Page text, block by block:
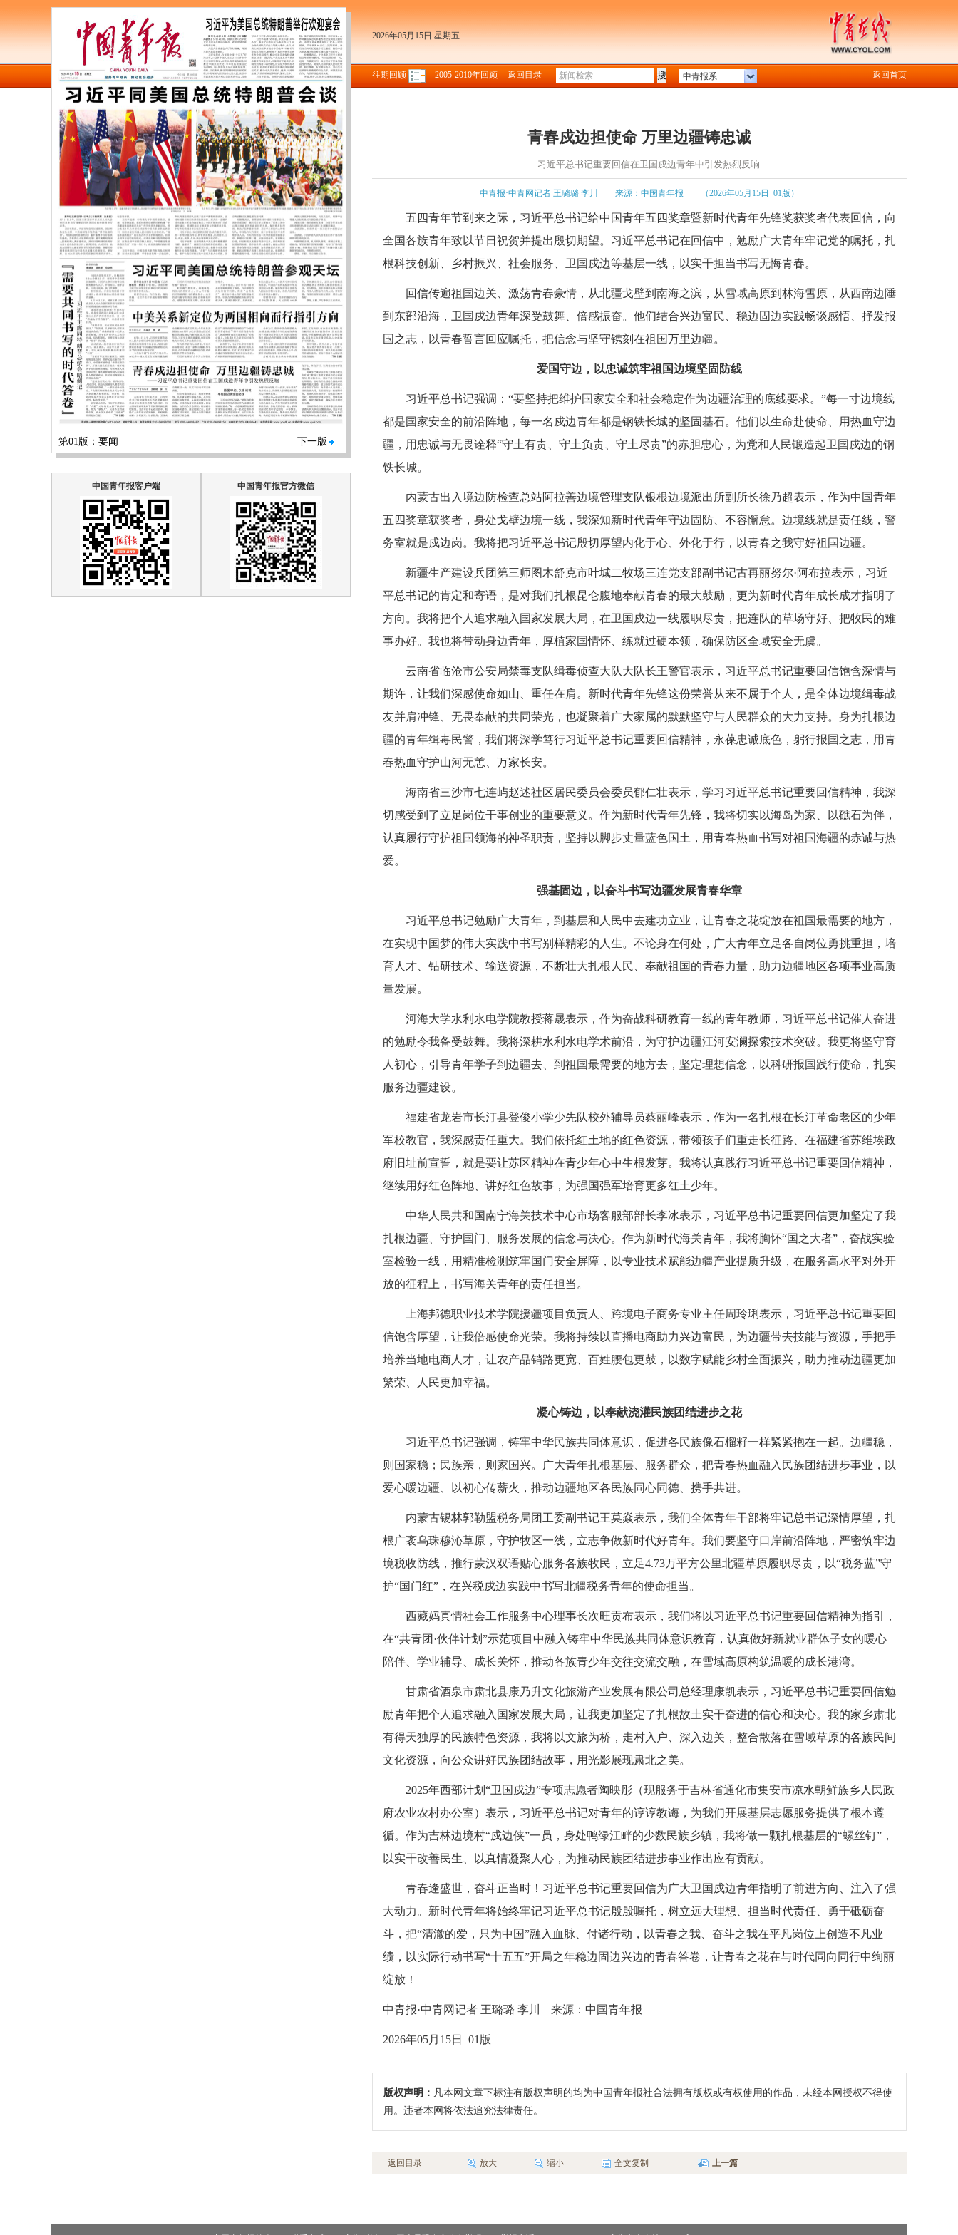
第01版：要闻 下一版
中国青年报客户端 中国青年报官方微信
2026年05月15日 星期五
往期回顾 2005-2010年回顾 返回目录 中青报系 返回首页
青春戍边担使命 万里边疆铸忠诚
——习近平总书记重要回信在卫国戍边青年中引发热烈反响
中青报·中青网记者 王璐璐 李川 来源：中国青年报 （2026年05月15日 01版）
五四青年节到来之际，习近平总书记给中国青年五四奖章暨新时代青年先锋奖获奖者代表回信，向
全国各族青年致以节日祝贺并提出殷切期望。习近平总书记在回信中，勉励广大青年牢记党的嘱托，扎
根科技创新、乡村振兴、社会服务、卫国戍边等基层一线，以实干担当书写无悔青春。
回信传遍祖国边关、激荡青春豪情，从北疆戈壁到南海之滨，从雪域高原到林海雪原，从西南边陲
到东部沿海，卫国戍边青年深受鼓舞、倍感振奋。他们结合兴边富民、稳边固边实践畅谈感悟、抒发报
国之志，以青春誓言回应嘱托，把信念与坚守镌刻在祖国万里边疆。
爱国守边，以忠诚筑牢祖国边境坚固防线
习近平总书记强调：“要坚持把维护国家安全和社会稳定作为边疆治理的底线要求。”每一寸边境线
都是国家安全的前沿阵地，每一名戍边青年都是钢铁长城的坚固基石。他们以生命赴使命、用热血守边
疆，用忠诚与无畏诠释“守土有责、守土负责、守土尽责”的赤胆忠心，为党和人民锻造起卫国戍边的钢
铁长城。
内蒙古出入境边防检查总站阿拉善边境管理支队银根边境派出所副所长徐乃超表示，作为中国青年
五四奖章获奖者，身处戈壁边境一线，我深知新时代青年守边固防、不容懈怠。边境线就是责任线，警
务室就是戍边岗。我将把习近平总书记殷切厚望内化于心、外化于行，以青春之我守好祖国边疆。
新疆生产建设兵团第三师图木舒克市叶城二牧场三连党支部副书记古再丽努尔·阿布拉表示，习近
平总书记的肯定和寄语，是对我们扎根昆仑腹地奉献青春的最大鼓励，更为新时代青年成长成才指明了
方向。我将把个人追求融入国家发展大局，在卫国戍边一线履职尽责，把连队的草场守好、把牧民的难
事办好。我也将带动身边青年，厚植家国情怀、练就过硬本领，确保防区全域安全无虞。
云南省临沧市公安局禁毒支队缉毒侦查大队大队长王警官表示，习近平总书记重要回信饱含深情与
期许，让我们深感使命如山、重任在肩。新时代青年先锋这份荣誉从来不属于个人，是全体边境缉毒战
友并肩冲锋、无畏奉献的共同荣光，也凝聚着广大家属的默默坚守与人民群众的大力支持。身为扎根边
疆的青年缉毒民警，我们将深学笃行习近平总书记重要回信精神，永葆忠诚底色，躬行报国之志，用青
春热血守护山河无恙、万家长安。
海南省三沙市七连屿赵述社区居民委员会委员郁仁壮表示，学习习近平总书记重要回信精神，我深
切感受到了立足岗位干事创业的重要意义。作为新时代青年先锋，我将切实以海岛为家、以礁石为伴，
认真履行守护祖国领海的神圣职责，坚持以脚步丈量蓝色国土，用青春热血书写对祖国海疆的赤诚与热
爱。
强基固边，以奋斗书写边疆发展青春华章
习近平总书记勉励广大青年，到基层和人民中去建功立业，让青春之花绽放在祖国最需要的地方，
在实现中国梦的伟大实践中书写别样精彩的人生。不论身在何处，广大青年立足各自岗位勇挑重担，培
育人才、钻研技术、输送资源，不断壮大扎根人民、奉献祖国的青春力量，助力边疆地区各项事业高质
量发展。
河海大学水利水电学院教授蒋晟表示，作为奋战科研教育一线的青年教师，习近平总书记催人奋进
的勉励令我备受鼓舞。我将深耕水利水电学术前沿，为守护边疆江河安澜探索技术突破。我更将坚守育
人初心，引导青年学子到边疆去、到祖国最需要的地方去，坚定理想信念，以科研报国践行使命，扎实
服务边疆建设。
福建省龙岩市长汀县登俊小学少先队校外辅导员蔡丽峰表示，作为一名扎根在长汀革命老区的少年
军校教官，我深感责任重大。我们依托红土地的红色资源，带领孩子们重走长征路、在福建省苏维埃政
府旧址前宣誓，就是要让苏区精神在青少年心中生根发芽。我将认真践行习近平总书记重要回信精神，
继续用好红色阵地、讲好红色故事，为强国强军培育更多红土少年。
中华人民共和国南宁海关技术中心市场客服部部长李冰表示，习近平总书记重要回信更加坚定了我
扎根边疆、守护国门、服务发展的信念与决心。作为新时代海关青年，我将胸怀“国之大者”，奋战实验
室检验一线，用精准检测筑牢国门安全屏障，以专业技术赋能边疆产业提质升级，在服务高水平对外开
放的征程上，书写海关青年的责任担当。
上海邦德职业技术学院援疆项目负责人、跨境电子商务专业主任周玲琍表示，习近平总书记重要回
信饱含厚望，让我倍感使命光荣。我将持续以直播电商助力兴边富民，为边疆带去技能与资源，手把手
培养当地电商人才，让农产品销路更宽、百姓腰包更鼓，以数字赋能乡村全面振兴，助力推动边疆更加
繁荣、人民更加幸福。
凝心铸边，以奉献浇灌民族团结进步之花
习近平总书记强调，铸牢中华民族共同体意识，促进各民族像石榴籽一样紧紧抱在一起。边疆稳，
则国家稳；民族亲，则家国兴。广大青年扎根基层、服务群众，把青春热血融入民族团结进步事业，以
爱心暖边疆、以初心传薪火，推动边疆地区各民族同心同德、携手共进。
内蒙古锡林郭勒盟税务局团工委副书记王莫焱表示，我们全体青年干部将牢记总书记深情厚望，扎
根广袤乌珠穆沁草原，守护牧区一线，立志争做新时代好青年。我们要坚守口岸前沿阵地，严密筑牢边
境税收防线，推行蒙汉双语贴心服务各族牧民，立足4.73万平方公里北疆草原履职尽责，以“税务蓝”守
护“国门红”，在兴税戍边实践中书写北疆税务青年的使命担当。
西藏妈真情社会工作服务中心理事长次旺贡布表示，我们将以习近平总书记重要回信精神为指引，
在“共青团·伙伴计划”示范项目中融入铸牢中华民族共同体意识教育，认真做好新就业群体子女的暖心
陪伴、学业辅导、成长关怀，推动各族青少年交往交流交融，在雪域高原构筑温暖的成长港湾。
甘肃省酒泉市肃北县康乃升文化旅游产业发展有限公司总经理康凯表示，习近平总书记重要回信勉
励青年把个人追求融入国家发展大局，让我更加坚定了扎根故土实干奋进的信心和决心。我的家乡肃北
有得天独厚的民族特色资源，我将以文旅为桥，走村入户、深入边关，整合散落在雪域草原的各族民间
文化资源，向公众讲好民族团结故事，用光影展现肃北之美。
2025年西部计划“卫国戍边”专项志愿者陶映彤（现服务于吉林省通化市集安市凉水朝鲜族乡人民政
府农业农村办公室）表示，习近平总书记对青年的谆谆教诲，为我们开展基层志愿服务提供了根本遵
循。作为吉林边境村“戍边侠”一员，身处鸭绿江畔的少数民族乡镇，我将做一颗扎根基层的“螺丝钉”，
以实干改善民生、以真情凝聚人心，为推动民族团结进步事业作出应有贡献。
青春逢盛世，奋斗正当时！习近平总书记重要回信为广大卫国戍边青年指明了前进方向、注入了强
大动力。新时代青年将始终牢记习近平总书记殷殷嘱托，树立远大理想、担当时代责任、勇于砥砺奋
斗，把“清澈的爱，只为中国”融入血脉、付诸行动，以青春之我、奋斗之我在平凡岗位上创造不凡业
绩，以实际行动书写“十五五”开局之年稳边固边兴边的青春答卷，让青春之花在与时代同向同行中绚丽
绽放！
中青报·中青网记者 王璐璐 李川 来源：中国青年报
2026年05月15日 01版
版权声明： 凡本网文章下标注有版权声明的均为中国青年报社合法拥有版权或有权使用的作品，未经本网授权不得使
用。违者本网将依法追究法律责任。
返回目录 放大 缩小 全文复制 上一篇